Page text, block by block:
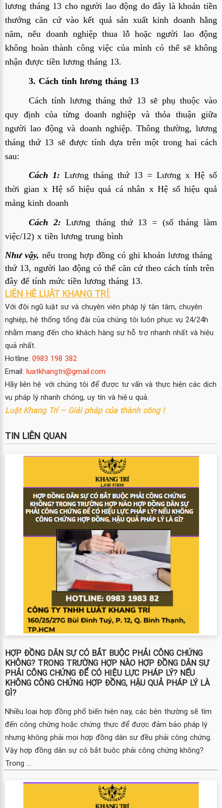
lương tháng 13 cho người lao động do đây là khoản tiền
thưởng căn cứ vào kết quả sản xuất kinh doanh hằng
năm, nếu doanh nghiệp thua lỗ hoặc người lao động
không hoàn thành công việc của mình có thể sẽ không
nhận được tiền lương tháng 13.
3. Cách tính lương tháng 13
Cách tính lương tháng thứ 13 sẽ phụ thuộc vào
quy định của từng doanh nghiệp và thỏa thuận giữa
người lao động và doanh nghiệp. Thông thường, lương
tháng thứ 13 sẽ được tính dựa trên một trong hai cách
sau:
Cách 1: Lương tháng thứ 13 = Lương x Hệ số
thời gian x Hệ số hiệu quả cá nhân x Hệ số hiệu quả
mảng kinh doanh
Cách 2: Lương tháng thứ 13 = (số tháng làm
việc/12) x tiền lương trung bình
Như vậy, nếu trong hợp đồng có ghi khoản lương tháng
thứ 13, người lao động có thể căn cứ theo cách tính trên
đây để tính mức tiền lương tháng 13.
LIÊN HỆ LUẬT KHANG TRÍ:
Với đội ngũ luật sư và chuyên viên pháp lý tận tâm, chuyên
nghiệp, hệ thống tổng đài của chúng tôi luôn phục vụ 24/24h
nhằm mang đến cho khách hàng sự hỗ trợ nhanh nhất và hiệu
quả nhất.
Hotline: 0983 198 382
Email: luatkhangtri@gmail.com
Hãy liên hệ với chúng tôi để được tư vấn và thực hiện các dịch
vụ pháp lý nhanh chóng, uy tín và hiệu quả.
Luật Khang Trí – Giải pháp của thành công !
TIN LIÊN QUAN
HỢP ĐỒNG DÂN SỰ CÓ BẮT BUỘC PHẢI CÔNG CHỨNG
KHÔNG? TRONG TRƯỜNG HỢP NÀO HỢP ĐỒNG DÂN SỰ
PHẢI CÔNG CHỨNG ĐỂ CÓ HIỆU LỰC PHÁP LÝ? NẾU
KHÔNG CÔNG CHỨNG HỢP ĐỒNG, HẬU QUẢ PHÁP LÝ LÀ
GÌ?
Nhiều loại hợp đồng phổ biến hiện nay, các bên thường sẽ tìm
đến công chứng hoặc chứng thực để được đảm bảo pháp lý
nhưng không phải mọi hợp đồng dân sự đều phải công chứng.
Vậy hợp đồng dân sự có bắt buộc phải công chứng không?
Trong ...